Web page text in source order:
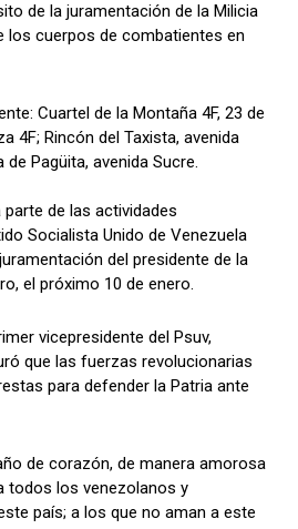
de la juramentación de la Milicia
los cuerpos de combatientes en
Cuartel de la Montaña 4F, 23 de
4F; Rincón del Taxista, avenida
de Pagüita, avenida Sucre.
de las actividades
Socialista Unido de Venezuela
del presidente de la
el próximo 10 de enero.
vicepresidente del Psuv,
que las fuerzas revolucionarias
para defender la Patria ante
de corazón, de manera amorosa
todos los venezolanos y
país; a los que no aman a este